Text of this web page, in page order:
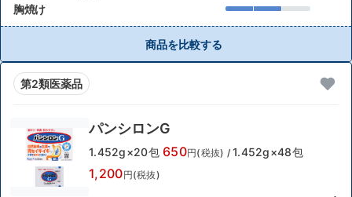
胸焼け
商品を比較する
第2類医薬品
パンシロンG
1.452g×20包 650円(税抜) / 1.452g×48包
1,200円(税抜)